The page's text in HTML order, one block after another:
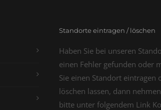
Standorte eintragen / löschen
Haben Sie bei unseren
einen Fehler gefunden oder
Sie einen Standort eintragen
löschen lassen, dann
bitte unter folgendem Link